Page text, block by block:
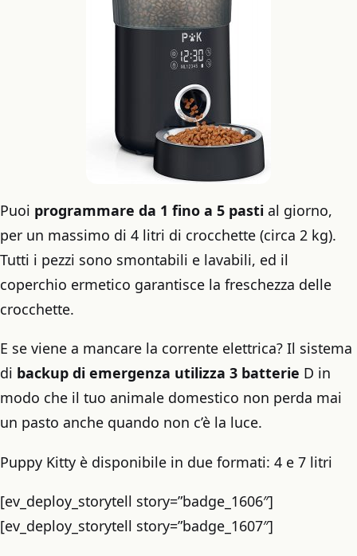
Puoi programmare da 1 fino a 5 pasti al giorno,
per un massimo di 4 litri di crocchette (circa 2 kg).
Tutti i pezzi sono smontabili e lavabili, ed il
coperchio ermetico garantisce la freschezza delle
crocchette.
E se viene a mancare la corrente elettrica? Il sistema
di backup di emergenza utilizza 3 batterie D in
modo che il tuo animale domestico non perda mai
un pasto anche quando non c’è la luce.
Puppy Kitty è disponibile in due formati: 4 e 7 litri
[ev_deploy_storytell story=”badge_1606″]
[ev_deploy_storytell story=”badge_1607″]